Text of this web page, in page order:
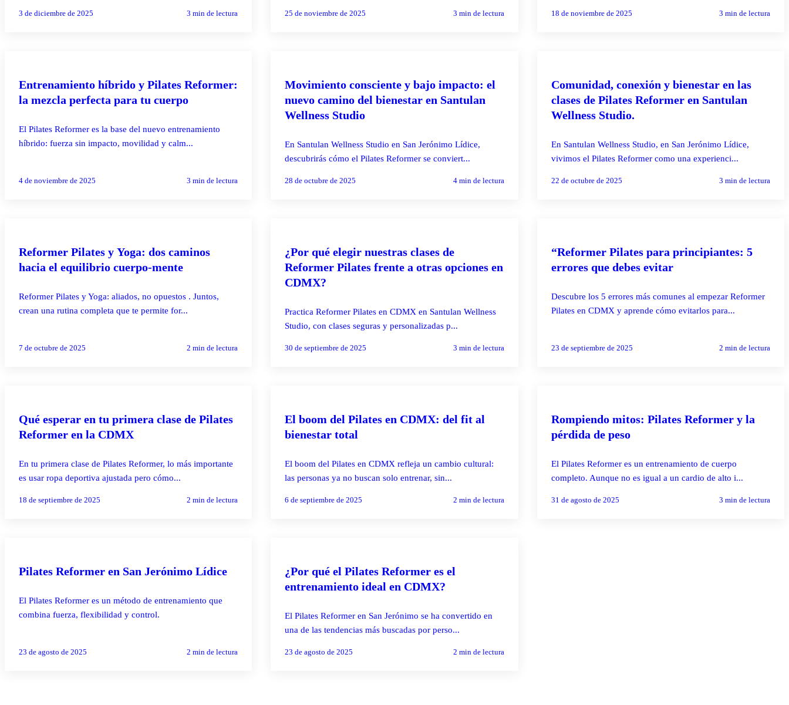
3 de diciembre de 2025 3 min de lectura 25 de noviembre de 2025 3 min de lectura 18 de noviembre de 2025 3 min de lectura
Entrenamiento híbrido y Pilates Reformer:
la mezcla perfecta para tu cuerpo
El Pilates Reformer es la base del nuevo entrenamiento
híbrido: fuerza sin impacto, movilidad y calm...
4 de noviembre de 2025 3 min de lectura
Movimiento consciente y bajo impacto: el
nuevo camino del bienestar en Santulan
Wellness Studio
En Santulan Wellness Studio en San Jerónimo Lídice,
descubrirás cómo el Pilates Reformer se conviert...
28 de octubre de 2025 4min de lectura
Comunidad, conexión y bienestar en las
clases de Pilates Reformer en Santulan
Wellness Studio.
En Santulan Wellness Studio, en San Jerónimo Lídice,
vivimos el Pilates Reformer como una experienci...
22 de octubre de 2025 3 min de lectura
Reformer Pilates y Yoga: dos caminos
hacia el equilibrio cuerpo-mente
Reformer Pilates y Yoga: aliados, no opuestos . Juntos,
crean una rutina completa que te permite for...
7 de octubre de 2025 2 min de lectura
¿Por qué elegir nuestras clases de
Reformer Pilates frente a otras opciones en
CDMX?
Practica Reformer Pilates en CDMX en Santulan Wellness
Studio, con clases seguras y personalizadas p...
30 de septiembre de 2025 3 min de lectura
“Reformer Pilates para principiantes: 5
errores que debes evitar
Descubre los 5 errores más comunes al empezar Reformer
Pilates en CDMX y aprende cómo evitarlos para...
23 de septiembre de 2025 2 min de lectura
Qué esperar en tu primera clase de Pilates
Reformer en la CDMX
En tu primera clase de Pilates Reformer, lo más importante
es usar ropa deportiva ajustada pero cómo...
18 de septiembre de 2025 2 min de lectura
El boom del Pilates en CDMX: del fit al
bienestar total
El boom del Pilates en CDMX refleja un cambio cultural:
las personas ya no buscan solo entrenar, sin...
6 de septiembre de 2025 2 min de lectura
Rompiendo mitos: Pilates Reformer y la
pérdida de peso
El Pilates Reformer es un entrenamiento de cuerpo
completo. Aunque no es igual a un cardio de alto i...
31 de agosto de 2025 3 min de lectura
Pilates Reformer en San Jerónimo Lídice
El Pilates Reformer es un método de entrenamiento que
combina fuerza, flexibilidad y control.
23 de agosto de 2025 2 min de lectura
¿Por qué el Pilates Reformer es el
entrenamiento ideal en CDMX?
El Pilates Reformer en San Jerónimo se ha convertido en
una de las tendencias más buscadas por perso...
23 de agosto de 2025 2 min de lectura